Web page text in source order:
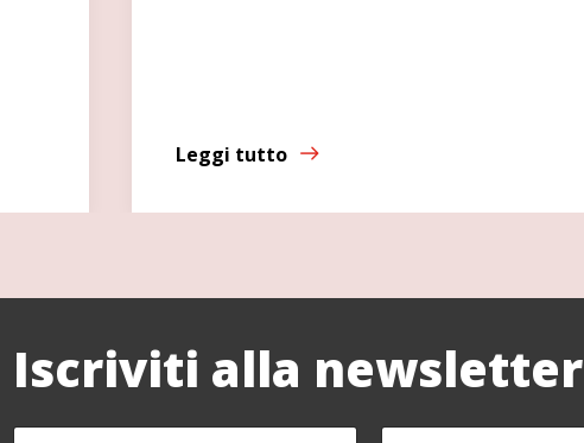
Leggi tutto
Iscriviti alla newsletter
N C